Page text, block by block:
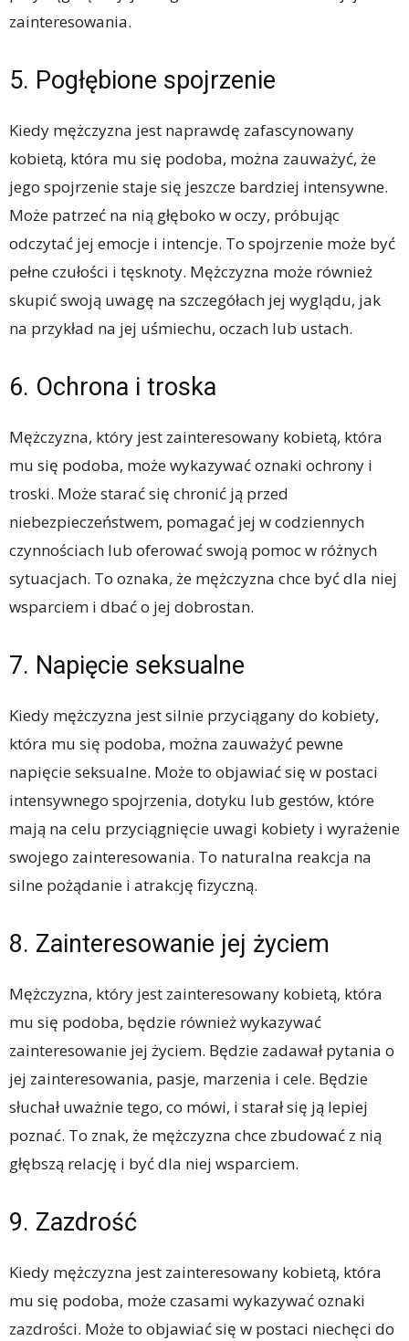
zainteresowania.
5. Pogłębione spojrzenie
Kiedy mężczyzna jest naprawdę zafascynowany
kobietą, która mu się podoba, można zauważyć, że
jego spojrzenie staje się jeszcze bardziej intensywne.
Może patrzeć na nią głęboko w oczy, próbując
odczytać jej emocje i intencje. To spojrzenie może być
pełne czułości i tęsknoty. Mężczyzna może również
skupić swoją uwagę na szczegółach jej wyglądu, jak
na przykład na jej uśmiechu, oczach lub ustach.
6. Ochrona i troska
Mężczyzna, który jest zainteresowany kobietą, która
mu się podoba, może wykazywać oznaki ochrony i
troski. Może starać się chronić ją przed
niebezpieczeństwem, pomagać jej w codziennych
czynnościach lub oferować swoją pomoc w różnych
sytuacjach. To oznaka, że mężczyzna chce być dla niej
wsparciem i dbać o jej dobrostan.
7. Napięcie seksualne
Kiedy mężczyzna jest silnie przyciągany do kobiety,
która mu się podoba, można zauważyć pewne
napięcie seksualne. Może to objawiać się w postaci
intensywnego spojrzenia, dotyku lub gestów, które
mają na celu przyciągnięcie uwagi kobiety i wyrażenie
swojego zainteresowania. To naturalna reakcja na
silne pożądanie i atrakcję fizyczną.
8. Zainteresowanie jej życiem
Mężczyzna, który jest zainteresowany kobietą, która
mu się podoba, będzie również wykazywać
zainteresowanie jej życiem. Będzie zadawał pytania o
jej zainteresowania, pasje, marzenia i cele. Będzie
słuchał uważnie tego, co mówi, i starał się ją lepiej
poznać. To znak, że mężczyzna chce zbudować z nią
głębszą relację i być dla niej wsparciem.
9. Zazdrość
Kiedy mężczyzna jest zainteresowany kobietą, która
mu się podoba, może czasami wykazywać oznaki
zazdrości. Może to objawiać się w postaci niechęci do